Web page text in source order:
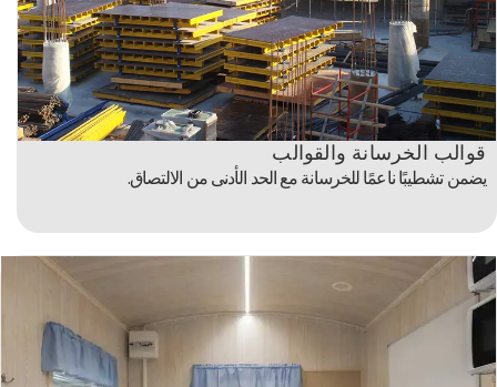
قوالب الخرسانة والقوالب
يضمن تشطيبًا ناعمًا للخرسانة مع الحد الأدنى من الالتصاق.